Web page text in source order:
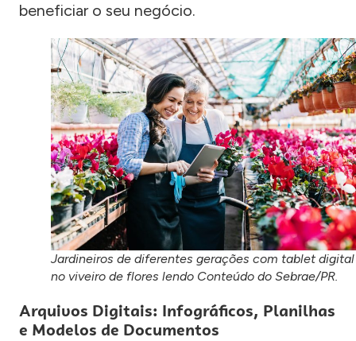
beneficiar o seu negócio.
Jardineiros de diferentes gerações com tablet digital
no viveiro de flores lendo Conteúdo do Sebrae/PR.
Arquivos Digitais: Infográficos, Planilhas
e Modelos de Documentos